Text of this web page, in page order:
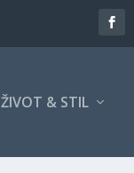
ŽIVOT & STIL